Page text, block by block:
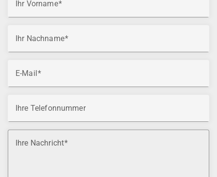
Ihr Vorname
Ihr Nachname
E-Mail
Ihre Telefonnummer
Ihre Nachricht